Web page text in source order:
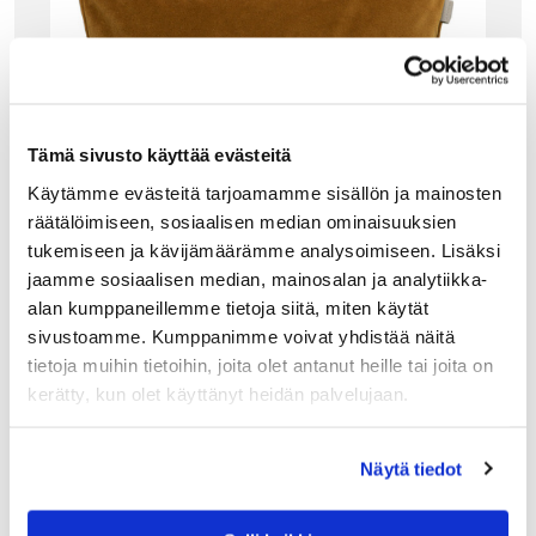
Tämä sivusto käyttää evästeitä
Käytämme evästeitä tarjoamamme sisällön ja mainosten
räätälöimiseen, sosiaalisen median ominaisuuksien
tukemiseen ja kävijämäärämme analysoimiseen. Lisäksi
jaamme sosiaalisen median, mainosalan ja analytiikka-
alan kumppaneillemme tietoja siitä, miten käytät
sivustoamme. Kumppanimme voivat yhdistää näitä
tietoja muihin tietoihin, joita olet antanut heille tai joita on
kerätty, kun olet käyttänyt heidän palvelujaan.
Näytä tiedot
GANT HOME
GANT VELVET G TYYNYNPÄÄLLINEN 50X50
Gantin ylellinen Velvet G samettityyny hehkuu tämän
hetken trendikkäimmässä sävyssä. Sivusaumassa on
piilovetoketju ja harmaa nahkainen Gant-logo.